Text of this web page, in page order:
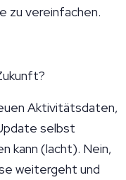
zu vereinfachen.
Aktivitätsdaten,
selbst
kann (lacht). Nein,
weitergeht und